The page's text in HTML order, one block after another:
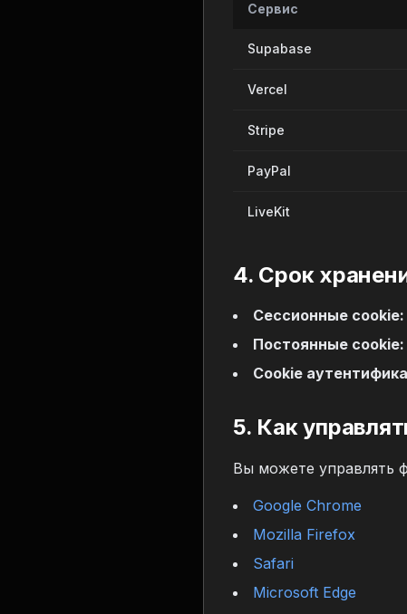
Сервис
Supabase
Vercel
Stripe
PayPal
LiveKit
4. Срок
Сессионные cookie:
Постоянные cookie:
Cookie
5. Как
Вы можете управлять
Google Chrome
Mozilla Firefox
Safari
Microsoft Edge